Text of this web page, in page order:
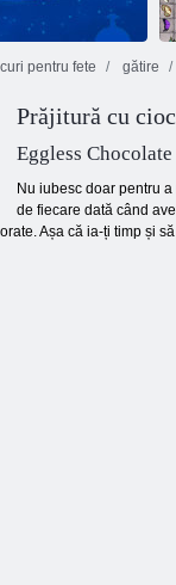
Slushy Maker
pentru fete gătire
Prăjitură cu
Eggless Chocolate
Nu iubesc doar pentru
de fiecare dată când
Așa că ia-ți timp și